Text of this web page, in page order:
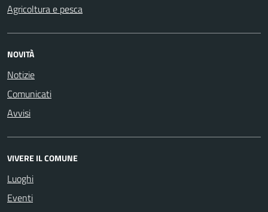
Agricoltura e pesca
NOVITÀ
Notizie
Comunicati
Avvisi
VIVERE IL COMUNE
Luoghi
Eventi